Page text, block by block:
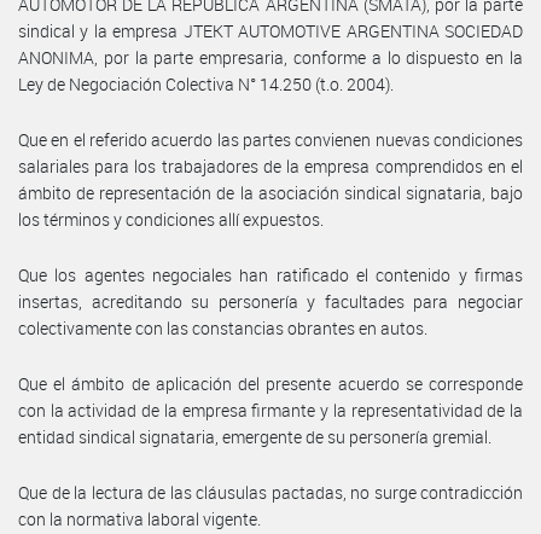
sindical y la empresa JTEKT AUTOMOTIVE ARGENTINA SOCIEDAD
ANONIMA, por la parte empresaria, conforme a lo dispuesto en la
Ley de Negociación Colectiva N° 14.250 (t.o. 2004).
Que en el referido acuerdo las partes convienen nuevas condiciones
salariales para los trabajadores de la empresa comprendidos en el
ámbito de representación de la asociación sindical signataria, bajo
los términos y condiciones allí expuestos.
Que los agentes negociales han ratificado el contenido y firmas
insertas, acreditando su personería y facultades para negociar
colectivamente con las constancias obrantes en autos.
Que el ámbito de aplicación del presente acuerdo se corresponde
con la actividad de la empresa firmante y la representatividad de la
entidad sindical signataria, emergente de su personería gremial.
Que de la lectura de las cláusulas pactadas, no surge contradicción
con la normativa laboral vigente.